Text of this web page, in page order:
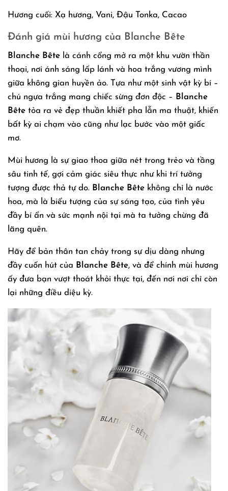
Hương cuối: Xạ hương, Vani, Đậu Tonka, Cacao
Đánh giá mùi hương của Blanche Bête
Blanche Bête là cánh cổng mở ra một khu vườn thần
thoại, nơi ánh sáng lấp lánh và hoa trắng vương mình
giữa không gian huyền ảo. Tựa như một sinh vật kỳ bí –
chú ngựa trắng mang chiếc sừng đơn độc – Blanche
Bête tỏa ra vẻ đẹp thuần khiết pha lẫn ma thuật, khiến
bất kỳ ai chạm vào cũng như lạc bước vào một giấc
mơ.
Mùi hương là sự giao thoa giữa nét trong trẻo và tầng
sâu tinh tế, gợi cảm giác siêu thực như khi trí tưởng
tượng được thả tự do. Blanche Bête không chỉ là nước
hoa, mà là biểu tượng của sự sáng tạo, của tình yêu
đầy bí ẩn và sức mạnh nội tại mà ta tưởng chừng đã
lãng quên.
Hãy để bản thân tan chảy trong sự dịu dàng nhưng
đầy cuốn hút của Blanche Bête, và để chính mùi hương
ấy đưa bạn vượt thoát khỏi thực tại, đến nơi nơi chỉ còn
lại những điều diệu kỳ.